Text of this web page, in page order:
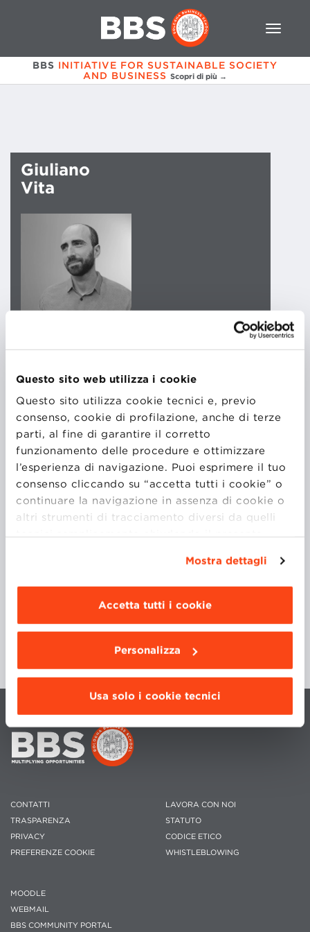
Questo sito web utilizza i cookie
Questo sito utilizza cookie tecnici e, previo
consenso, cookie di profilazione, anche di terze
parti, al fine di garantire il corretto
funzionamento delle procedure e ottimizzare
l’esperienza di navigazione. Puoi esprimere il tuo
consenso cliccando su “accetta tutti i cookie” o
continuare la navigazione in assenza di cookie o
altri strumenti di tracciamento diversi da quelli
tecnici semplicemente chiudendo il presente
Dettagli ”. Per
modificare le impostazioni di navigazione e
scegliere le funzionalità, le terze parti e i cookie
Mostra dettagli
Accetta tutti i cookie
Personalizza
Usa solo i cookie tecnici
BBS INITIATIVE FOR SUSTAINABLE SOCIETY
AND BUSINESS Scopri di più →
Giuliano
Vita
CEO & Co-founder
Giuliano Vita è un imprenditore e formatore. Nel 2018
ha fondato Dishcovery, startup che sviluppa
software per il mondo della ristorazione. Dishcovery
ha raccolto oltre €1,8 milioni da fondi d’investimento
come Azimut e CDP e la sua tecnologia è stata usata
da più di 4 mila ristoratori.
CORSI
NO CODE
NO-CODE WORKSHOP| FOCUS SESSION
CONTATTI
TRASPARENZA
PRIVACY
PREFERENZE COOKIE
LAVORA CON NOI
STATUTO
CODICE ETICO
WHISTLEBLOWING
MOODLE
WEBMAIL
BBS COMMUNITY PORTAL